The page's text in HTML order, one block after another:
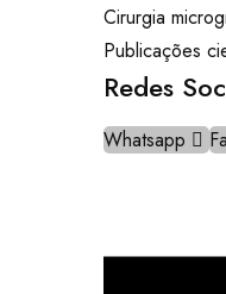
Cirurgia
Publicações
Redes
Whatsapp